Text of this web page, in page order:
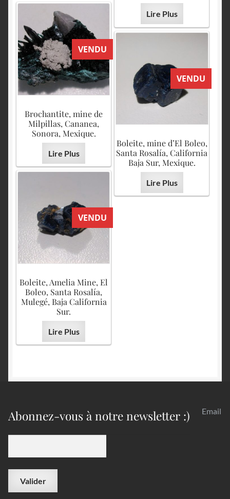
Lire Plus
VENDU
Brochantite, mine de
Milpillas, Cananea,
Sonora, Mexique.
Lire Plus
VENDU
Boleite, mine d’El Boleo,
Santa Rosalía, California
Baja Sur, Mexique.
Lire Plus
VENDU
Boleite, Amelia Mine, El
Boleo, Santa Rosalía,
Mulegé, Baja California
Sur.
Lire Plus
Abonnez-vous à notre newsletter :) Email